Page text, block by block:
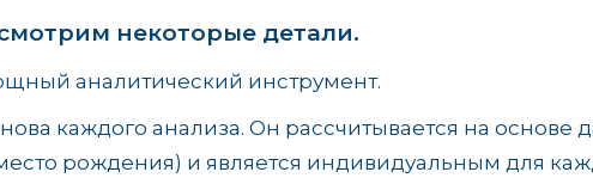
некоторые детали.
аналитический инструмент.
каждого анализа. Он рассчитывается на
рождения) и является индивидуальным для